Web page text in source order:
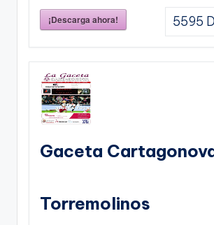
¡Descarga ahora! 5595
Gaceta
Torremolinos